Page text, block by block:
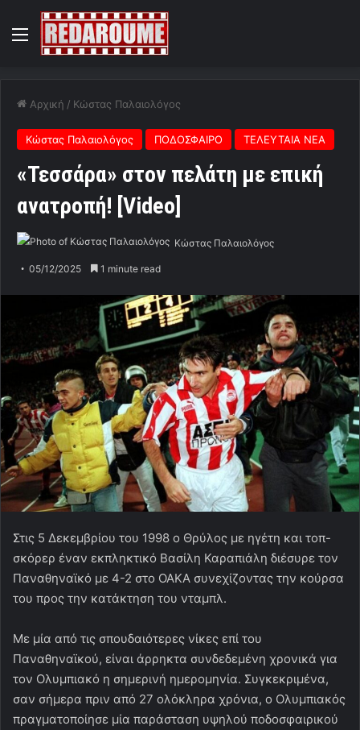
Menu
Αρχική / Κώστας Παλαιολόγος
Κώστας Παλαιολόγος ΠΟΔΟΣΦΑΙΡΟ ΤΕΛΕΥΤΑΙΑ ΝΕΑ
«Τεσσάρα» στον πελάτη με επική
ανατροπή! [Video]
Κώστας Παλαιολόγος
05/12/2025 1 minute read
Στις 5 Δεκεμβρίου του 1998 ο Θρύλος με ηγέτη και τοπ-
σκόρερ έναν εκπληκτικό Βασίλη Καραπιάλη διέσυρε τον
Παναθηναϊκό με 4-2 στο ΟΑΚΑ συνεχίζοντας την κούρσα
του προς την κατάκτηση του νταμπλ.
Με μία από τις σπουδαιότερες νίκες επί του
Παναθηναϊκού, είναι άρρηκτα συνδεδεμένη χρονικά για
τον Ολυμπιακό η σημερινή ημερομηνία. Συγκεκριμένα,
σαν σήμερα πριν από 27 ολόκληρα χρόνια, ο Ολυμπιακός
πραγματοποίησε μία παράσταση υψηλού ποδοσφαιρικού